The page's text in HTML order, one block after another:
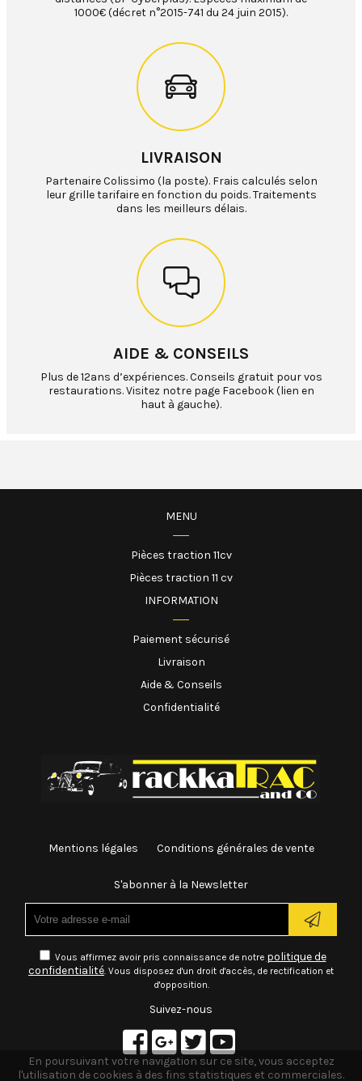
1000€ (décret n°2015-741 du 24 juin 2015).
LIVRAISON
Partenaire Colissimo (la poste). Frais calculés selon
leur grille tarifaire en fonction du poids. Traitements
dans les meilleurs délais.
AIDE & CONSEILS
Plus de 12ans d’expériences. Conseils gratuit pour vos
restaurations. Visitez notre page Facebook (lien en
haut à gauche).
MENU
Pièces traction 11cv
Pièces traction 11 cv
INFORMATION
Paiement sécurisé
Livraison
Aide & Conseils
Confidentialité
Mentions légales Conditions générales de vente
S'abonner à la Newsletter
Vous affirmez avoir pris connaissance de notre politique de
confidentialité . Vous disposez d'un droit d'accès, de rectification et
d'opposition.
Suivez-nous
En poursuivant votre navigation sur ce site, vous acceptez
l'utilisation de cookies à des fins statistiques et commerciales.